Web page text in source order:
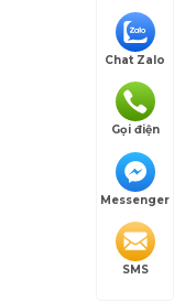
Chat Zalo
Gọi điện
Messenger
SMS